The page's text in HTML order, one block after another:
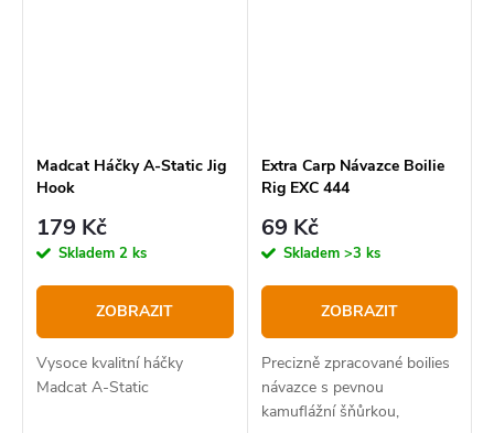
Madcat Háčky A-Static Jig
Hook
179 Kč
Skladem 2 ks
ZOBRAZIT
Vysoce kvalitní háčky
Madcat A-Static
Extra Carp Návazce Boilie
Rig EXC 444
69 Kč
Skladem >3 ks
ZOBRAZIT
Precizně zpracované boilies
návazce s pevnou
kamuflážní šňůrkou,